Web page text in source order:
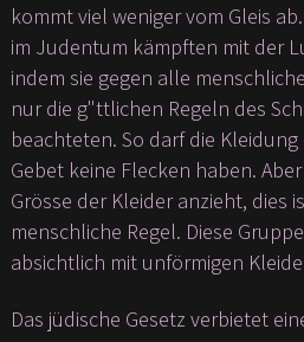
kommt viel weniger vom Gleis
im Judentum kämpften mit der
indem sie gegen alle
nur die g"ttlichen Regeln des
beachteten. So darf die
Gebet keine Flecken haben.
Grösse der Kleider anzieht, dies
menschliche Regel. Diese
absichtlich mit unförmigen
Das jüdische Gesetz verbietet